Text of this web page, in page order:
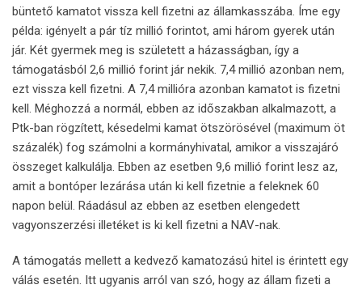
büntető kamatot vissza kell fizetni az államkasszába. Íme egy
példa: igényelt a pár tíz millió forintot, ami három gyerek után
jár. Két gyermek meg is született a házasságban, így a
támogatásból 2,6 millió forint jár nekik. 7,4 millió azonban nem,
ezt vissza kell fizetni. A 7,4 millióra azonban kamatot is fizetni
kell. Méghozzá a normál, ebben az időszakban alkalmazott, a
Ptk-ban rögzített, késedelmi kamat ötszörösével (maximum öt
százalék) fog számolni a kormányhivatal, amikor a visszajáró
összeget kalkulálja. Ebben az esetben 9,6 millió forint lesz az,
amit a bontóper lezárása után ki kell fizetnie a feleknek 60
napon belül. Ráadásul az ebben az esetben elengedett
vagyonszerzési illetéket is ki kell fizetni a NAV-nak.
A támogatás mellett a kedvező kamatozású hitel is érintett egy
válás esetén. Itt ugyanis arról van szó, hogy az állam fizeti a